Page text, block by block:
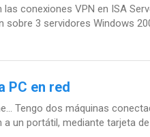
conexiones VPN en ISA
sobre 3 servidores Windows
PC en red
Tengo dos máquinas
un portátil, mediante tarjeta de